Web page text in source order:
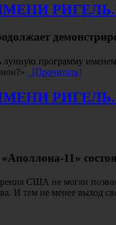
РИГЕЛЬ.
программу
[Прочитать]
РИГЕЛЬ.
11»
США не могли
И тем не менее